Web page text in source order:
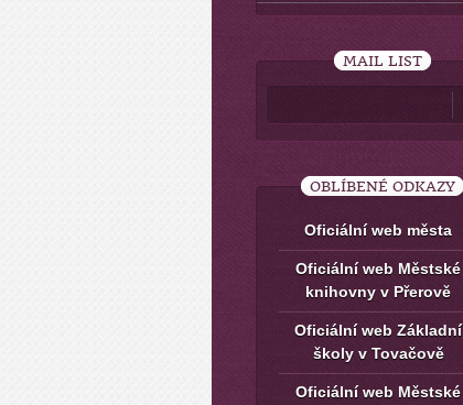
MAIL LIST
OBLÍBENÉ ODKAZY
Oficiální web města
Oficiální web Městské
knihovny v Přerově
Oficiální web Základní
školy v Tovačově
Oficiální web Městské